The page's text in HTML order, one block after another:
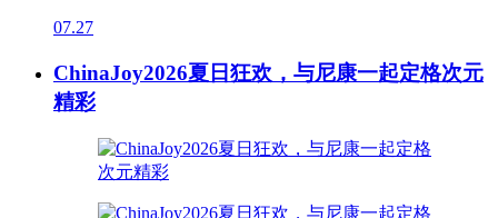
07.27
ChinaJoy2026夏日狂欢，与尼康一起定格次元
精彩